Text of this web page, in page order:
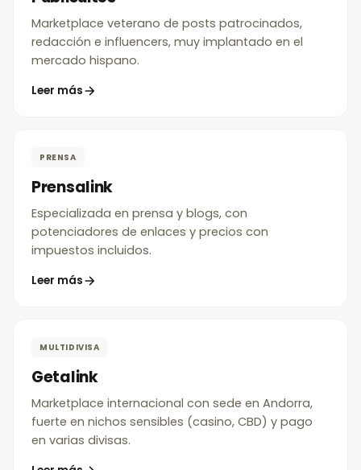
Marketplace veterano de posts patrocinados,
redacción e influencers, muy implantado en el
mercado hispano.
Leer más
PRENSA
Prensalink
Especializada en prensa y blogs, con
potenciadores de enlaces y precios con
impuestos incluidos.
Leer más
MULTIDIVISA
Getalink
Marketplace internacional con sede en Andorra,
fuerte en nichos sensibles (casino, CBD) y pago
en varias divisas.